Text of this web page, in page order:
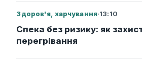
Здоров'я, харчування·13:10
Спека без ризику: як
перегрівання